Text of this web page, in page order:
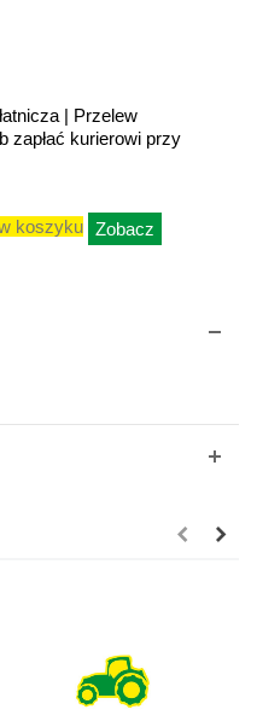
| Przelew
zapłać kurierowi przy
koszyku Zobacz